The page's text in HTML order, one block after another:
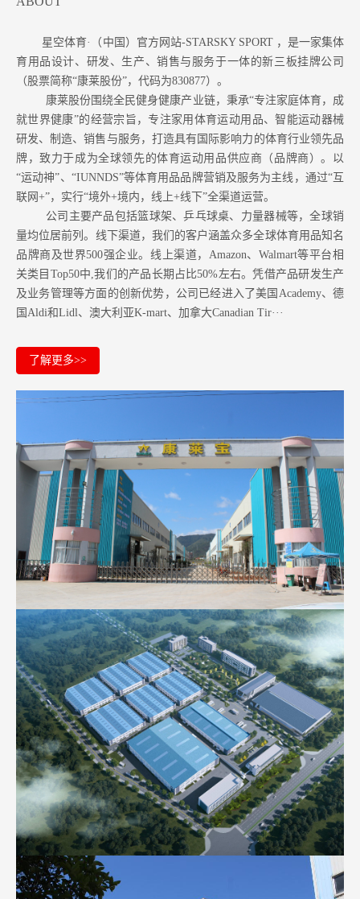
星空体育·（中国）官方网站-STARSKY SPORT ，是一家集体
育用品设计、研发、生产、销售与服务于一体的新三板挂牌公司
（股票简称“康莱股份”，代码为830877）。
康莱股份围绕全民健身健康产业链，秉承“专注家庭体育，成
就世界健康”的经营宗旨，专注家用体育运动用品、智能运动器械
研发、制造、销售与服务，打造具有国际影响力的体育行业领先品
牌，致力于成为全球领先的体育运动用品供应商（品牌商）。以
“运动神”、“IUNNDS”等体育用品品牌营销及服务为主线，通过“互
联网+”，实行“境外+境内，线上+线下”全渠道运营。
公司主要产品包括篮球架、乒乓球桌、力量器械等，全球销
量均位居前列。 线下渠道，我们的客户涵盖众多全球体育用品知名
品牌商及世界500强企业。 线上渠道，Amazon、Walmart等平台相
关类目Top50中,我们的产品长期占比50%左右。凭借产品研发生产
及业务管理等方面的创新优势，公司已经进入了美国Academy、德
国Aldi和Lidl、澳大利亚K-mart、加拿大Canadian Tir···
了解更多>>